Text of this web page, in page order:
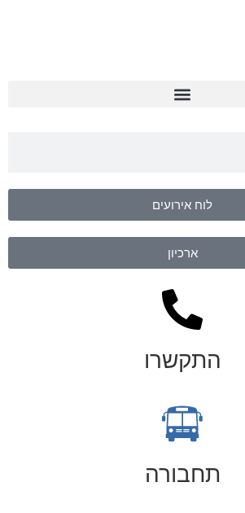
לוח אירועים
ארכיון
התקשרו
תחבורה